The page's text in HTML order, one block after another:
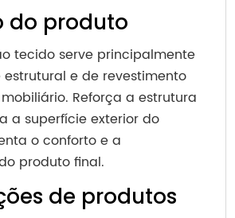
do produto
tecido serve principalmente
e de revestimento
Reforça a estrutura
a superfície exterior do
o conforto e a
produto final.
de produtos